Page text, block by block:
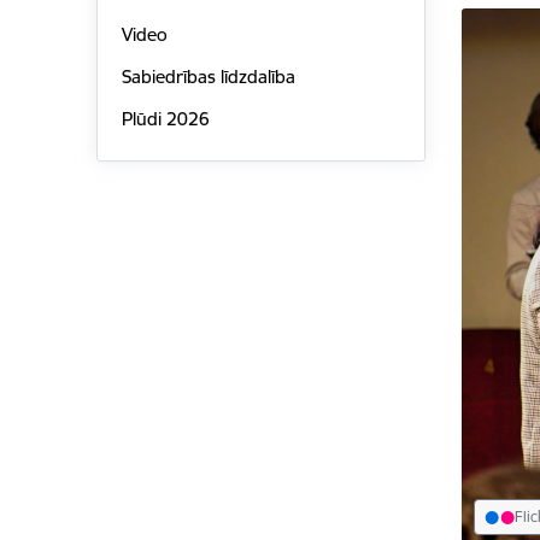
Video
Sabiedrības līdzdalība
Plūdi 2026